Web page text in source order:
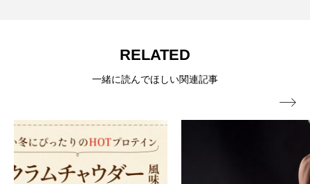
RELATED
一緒に読んでほしい関連記事
